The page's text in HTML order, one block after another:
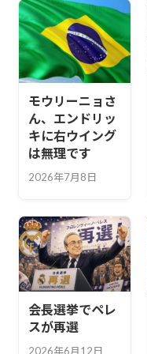
モウリーニョさ
ん、エンドリッ
キに右ウイング
は無理です
2026年7月8日
会長選挙でペレ
スが再選
2026年6月12日